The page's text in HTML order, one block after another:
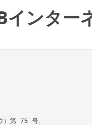
ンター
第 75 号、